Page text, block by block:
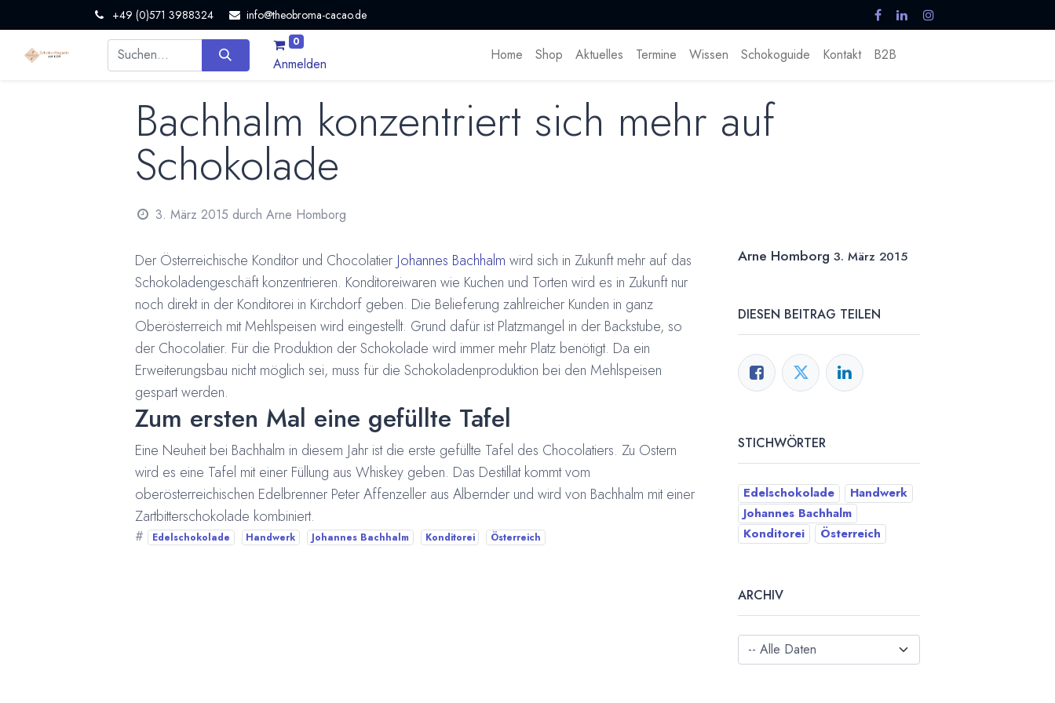
+49 (0)571 3988324 info@theobroma-cacao.de
0
Anmelden
Home Shop Aktuelles Termine Wissen Schokoguide Kontakt B2B
Bachhalm konzentriert sich mehr auf
Schokolade
3. März 2015 durch Arne Homborg
Der Österreichische Konditor und Chocolatier Johannes Bachhalm wird sich in Zukunft mehr auf das
Schokoladengeschäft konzentrieren. Konditoreiwaren wie Kuchen und Torten wird es in Zukunft nur
noch direkt in der Konditorei in Kirchdorf geben. Die Belieferung zahlreicher Kunden in ganz
Oberösterreich mit Mehlspeisen wird eingestellt. Grund dafür ist Platzmangel in der Backstube, so
der Chocolatier. Für die Produktion der Schokolade wird immer mehr Platz benötigt. Da ein
Erweiterungsbau nicht möglich sei, muss für die Schokoladenproduktion bei den Mehlspeisen
gespart werden.
Zum ersten Mal eine gefüllte Tafel
Eine Neuheit bei Bachhalm in diesem Jahr ist die erste gefüllte Tafel des Chocolatiers. Zu Ostern
wird es eine Tafel mit einer Füllung aus Whiskey geben. Das Destillat kommt vom
oberösterreichischen Edelbrenner Peter Affenzeller aus Albernder und wird von Bachhalm mit einer
Zartbitterschokolade kombiniert.
# Edelschokolade Handwerk Johannes Bachhalm Konditorei Österreich
Arne Homborg 3. März 2015
DIESEN BEITRAG TEILEN
STICHWÖRTER
Edelschokolade
Handwerk
Johannes Bachhalm
Konditorei
Österreich
ARCHIV